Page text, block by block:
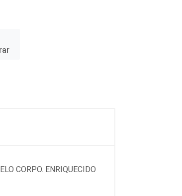
CORPO. ENRIQUECIDO